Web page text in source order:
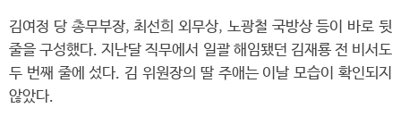
김여정 당 총무부장, 최선희 외무상, 노광철 국방상 등이 바로 뒷
줄을 구성했다. 지난달 직무에서 일괄 해임됐던 김재룡 전 비서도
두 번째 줄에 섰다. 김 위원장의 딸 주애는 이날 모습이 확인되지
않았다.